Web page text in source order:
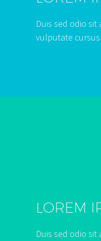
Duis sed odio sit
vulputate
LOREM
Duis sed odio sit